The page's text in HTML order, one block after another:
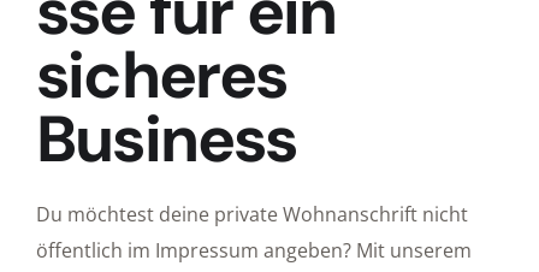
sicheres
Business
Du möchtest deine private Wohnanschrift nicht
öffentlich im Impressum angeben? Mit unserem